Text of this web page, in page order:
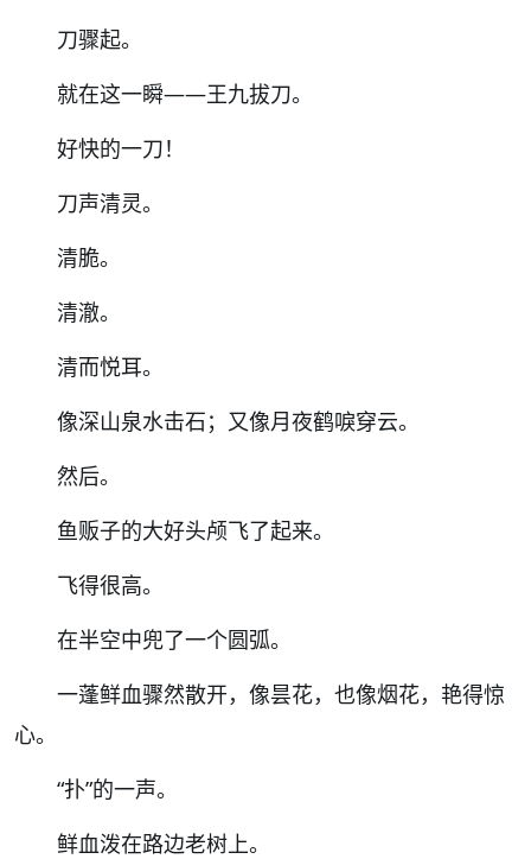
刀骤起。
就在这一瞬——王九拔刀。
好快的一刀！
刀声清灵。
清脆。
清澈。
清而悦耳。
像深山泉水击石；又像月夜鹤唳穿云。
然后。
鱼贩子的大好头颅飞了起来。
飞得很高。
在半空中兜了一个圆弧。
一蓬鲜血骤然散开，像昙花，也像烟花，艳得惊
心。
“扑”的一声。
鲜血泼在路边老树上。